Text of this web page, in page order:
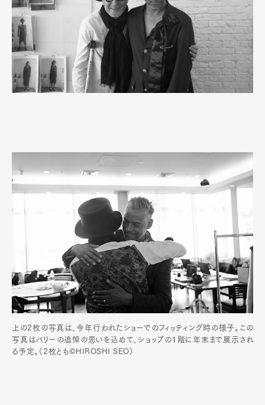
上の2枚の写真は、今年行われたショーでのフィッティング時の様子。この
写真はバリーの追悼の思いを込めて、ショップの１階に年末まで展示され
る予定。（2枚とも©HIROSHI SEO）